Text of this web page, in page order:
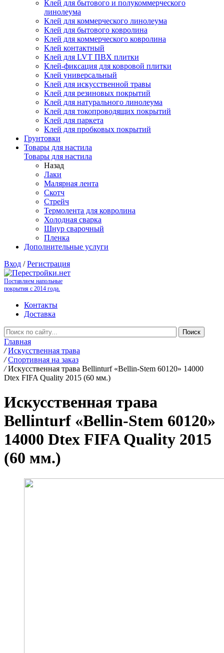
Клей для бытового и полукоммерческого
линолеума
Клей для коммерческого линолеума
Клей для бытового ковролина
Клей для коммерческого ковролина
Клей контактный
Клей для LVT ПВХ плитки
Клей-фиксация для ковровой плитки
Клей универсальный
Клей для искусственной травы
Клей для резиновых покрытий
Клей для натурального линолеума
Клей для токопроводящих покрытий
Клей для паркета
Клей для пробковых покрытий
Грунтовки
Товары для настила
Товары для настила
Назад
Лаки
Малярная лента
Скотч
Стрейч
Термолента для ковролина
Холодная сварка
Шнур сварочный
Пленка
Дополнительные услуги
Вход /Регистрация
Поставляем напольные
покрытия с 2014 года.
Контакты
Доставка
Главная
/ Искусственная трава
/ Спортивная на заказ
/ Искусственная трава Bellinturf «Bellin-Stem 60120» 14000
Dtex FIFA Quality 2015 (60 мм.)
Искусственная трава
Bellinturf «Bellin-Stem 60120»
14000 Dtex FIFA Quality 2015
(60 мм.)